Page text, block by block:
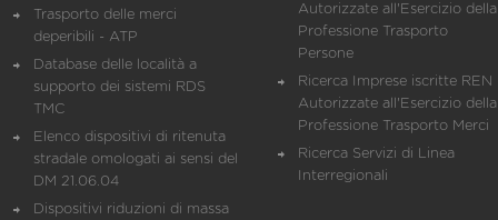
Trasporto delle merci
deperibili - ATP
Database delle località a
supporto dei sistemi RDS
TMC
Elenco dispositivi di ritenuta
stradale omologati ai sensi del
DM 21.06.04
Dispositivi riduzioni di massa
Autorizzate all'Esercizio della
Professione Trasporto
Persone
Ricerca Imprese iscritte REN
Autorizzate all'Esercizio della
Professione Trasporto Merci
Ricerca Servizi di Linea
Interregionali